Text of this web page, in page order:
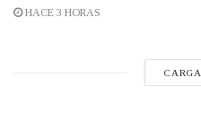
HACE 3 HORAS